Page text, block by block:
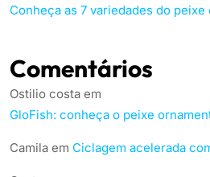
Conheça as 7 variedades do peixe
Comentários
Ostilio costa em
GloFish: conheça o peixe
Camila em Ciclagem acelerada